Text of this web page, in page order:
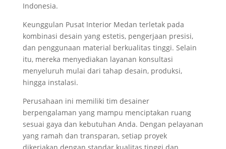
Indonesia.
Keunggulan Pusat Interior Medan terletak pada
kombinasi desain yang estetis, pengerjaan presisi,
dan penggunaan material berkualitas tinggi. Selain
itu, mereka menyediakan layanan konsultasi
menyeluruh mulai dari tahap desain, produksi,
hingga instalasi.
Perusahaan ini memiliki tim desainer
berpengalaman yang mampu menciptakan ruang
sesuai gaya dan kebutuhan Anda. Dengan pelayanan
yang ramah dan transparan, setiap proyek